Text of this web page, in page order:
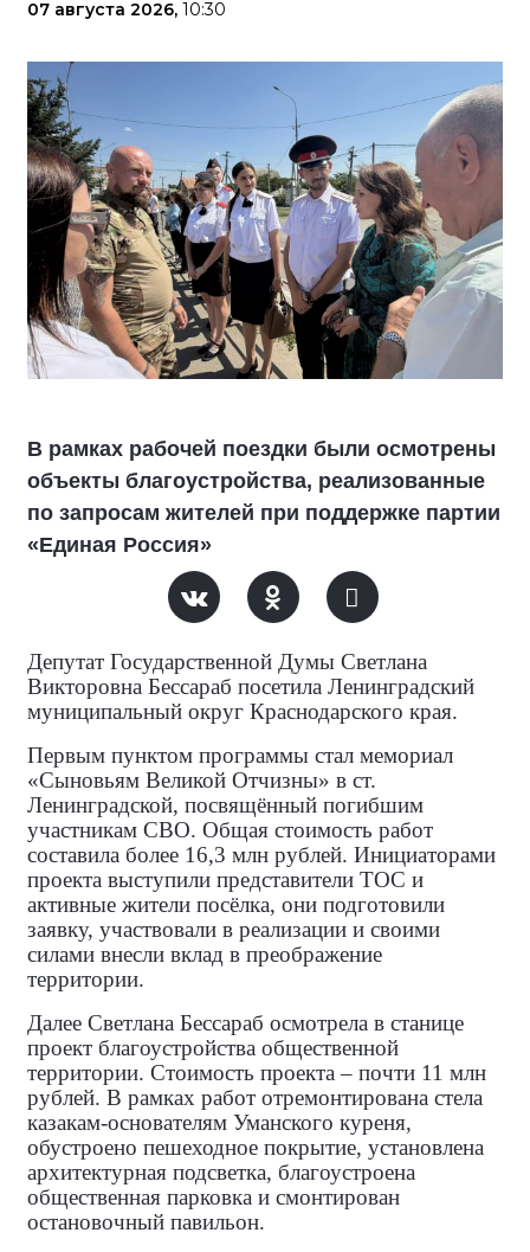
07 августа 2026, 10:30
В рамках рабочей поездки были осмотрены
объекты благоустройства, реализованные
по запросам жителей при поддержке партии
«Единая Россия»
Депутат Государственной Думы Светлана
Викторовна Бессараб посетила Ленинградский
муниципальный округ Краснодарского края.
Первым пунктом программы стал мемориал
«Сыновьям Великой Отчизны» в ст.
Ленинградской, посвящённый погибшим
участникам СВО. Общая стоимость работ
составила более 16,3 млн рублей. Инициаторами
проекта выступили представители ТОС и
активные жители посёлка, они подготовили
заявку, участвовали в реализации и своими
силами внесли вклад в преображение
территории.
Далее Светлана Бессараб осмотрела в станице
проект благоустройства общественной
территории. Стоимость проекта – почти 11 млн
рублей. В рамках работ отремонтирована стела
казакам‑основателям Уманского куреня,
обустроено пешеходное покрытие, установлена
архитектурная подсветка, благоустроена
общественная парковка и смонтирован
остановочный павильон.